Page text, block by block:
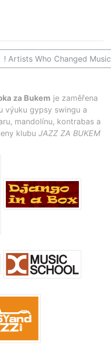
! Artists Who Changed
za Bukem je zaměřena
výuku gypsy swingu a
mandolínu, kontrabas a
klubu JAZZ ZA BUKEM